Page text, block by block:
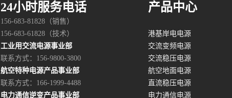
24小时服务电话
156-683-81828（销售）
156-683-61828（技术）
工业用交流电源事业部
联系方式：156-9800-3800
航空特种电源产品事业部
联系方式：166-1999-4488
电力通信逆变产品事业部
产品中心
港基岸电电源
交流变频电源
交流稳压电源
航空地面电源
直流稳压电源
电力通信电源